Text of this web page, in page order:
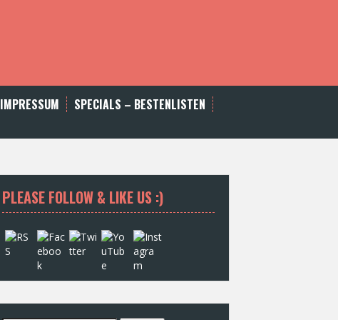
IMPRESSUM
SPECIALS – BESTENLISTEN
PLEASE FOLLOW & LIKE US :)